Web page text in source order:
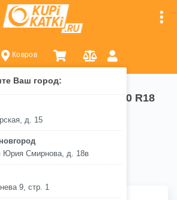
Ковров
Ваш город:
д. 15
Юрия Смирнова, д. 18в
9, стр. 1
Performance + 235/50 R18
Goodyear
+
+ 235/50 R18 101V